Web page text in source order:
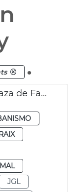
.
Adjudicación urbanización plaza de Favara
JGL